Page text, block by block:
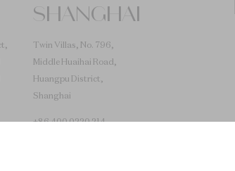
SHANGHAI
Twin Villas, No. 796,
Middle Huaihai Road,
Huangpu District,
Shanghai
+86 400 0220 214